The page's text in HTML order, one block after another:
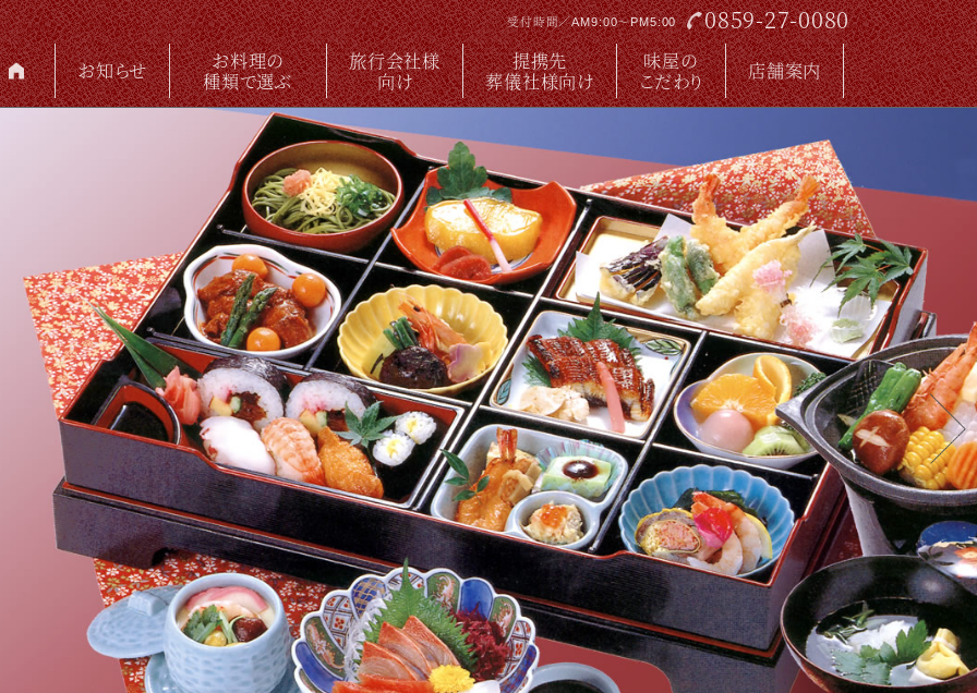
受付時間／AM9:00～PM5:00 0859-27-0080
お知らせ お料理の
種類で選ぶ
会席料理・松花堂（祝・偲）・ままくい膳
箱膳・幕の内
折詰料理
お弁当・プレミアム弁当
パーティ・ケータリング
オードブル・味彩便・お寿司
旅行会社様
向け
提携先
葬儀社様向け
味屋の
こだわり 店舗案内